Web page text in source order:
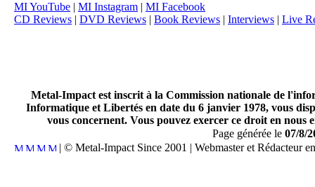
MI YouTube | MI Instagram | MI Facebook
CD Reviews | DVD Reviews | Book Reviews | Interviews | Live
Metal-Impact est inscrit à la Commission nationale de
Informatique et Libertés en date du 6 janvier 1978, vous
vous concernent. Vous pouvez exercer ce droit en
Page générée le 07/8/
| © Metal-Impact Since 2001 | Webmaster et Rédacteur